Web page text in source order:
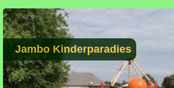
Jambo Kinderparadies